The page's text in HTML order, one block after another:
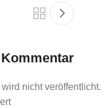
nicht veröffentlicht.